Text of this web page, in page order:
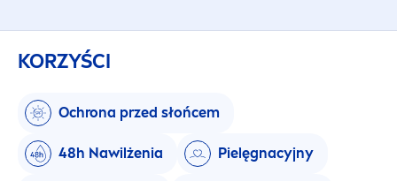
KORZYŚCI
Ochrona przed słońcem
48h Nawilżenia Pielęgnacyjny